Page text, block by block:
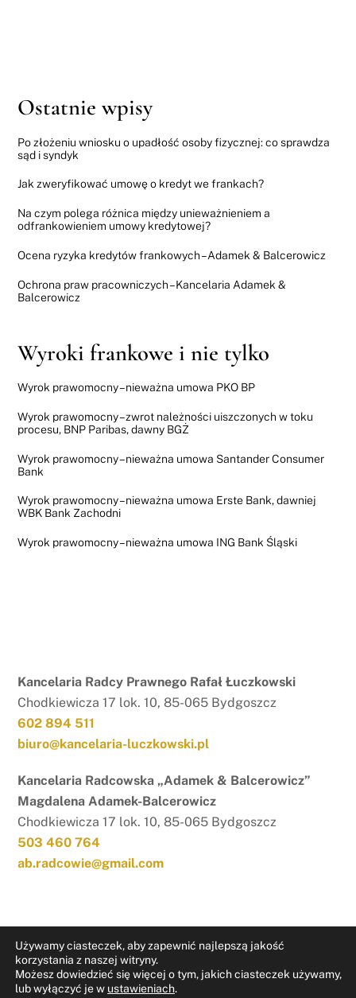
Ostatnie wpisy
Po złożeniu wniosku o upadłość osoby fizycznej: co sprawdza
sąd i syndyk
Jak zweryfikować umowę o kredyt we frankach?
Na czym polega różnica między unieważnieniem a
odfrankowieniem umowy kredytowej?
Ocena ryzyka kredytów frankowych – Adamek & Balcerowicz
Ochrona praw pracowniczych – Kancelaria Adamek &
Balcerowicz
Wyroki frankowe i nie tylko
Wyrok prawomocny – nieważna umowa PKO BP
Wyrok prawomocny – zwrot należności uiszczonych w toku
procesu, BNP Paribas, dawny BGŻ
Wyrok prawomocny – nieważna umowa Santander Consumer
Bank
Wyrok prawomocny – nieważna umowa Erste Bank, dawniej
WBK Bank Zachodni
Wyrok prawomocny – nieważna umowa ING Bank Śląski
Kancelaria Radcy Prawnego Rafał Łuczkowski
Chodkiewicza 17 lok. 10, 85-065 Bydgoszcz
602 894 511
biuro@kancelaria-luczkowski.pl
Kancelaria Radcowska „Adamek & Balcerowicz”
Magdalena Adamek-Balcerowicz
Chodkiewicza 17 lok. 10, 85-065 Bydgoszcz
503 460 764
ab.radcowie@gmail.com
RODO Nota prawna
Używamy ciasteczek, aby zapewnić najlepszą jakość
korzystania z naszej witryny.
Możesz dowiedzieć się więcej o tym, jakich ciasteczek używamy,
lub wyłączyć je w ustawieniach.